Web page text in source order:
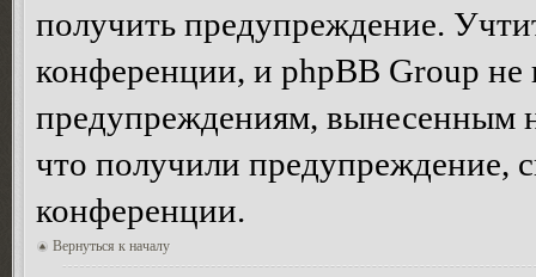
получить предупреждение.
конференции, и phpBB Group не
предупреждениям, вынесенным
что получили предупреждение,
конференции.
Вернуться к началу